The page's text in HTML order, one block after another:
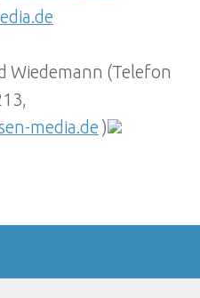
Wiedemann (Telefon
media.de )